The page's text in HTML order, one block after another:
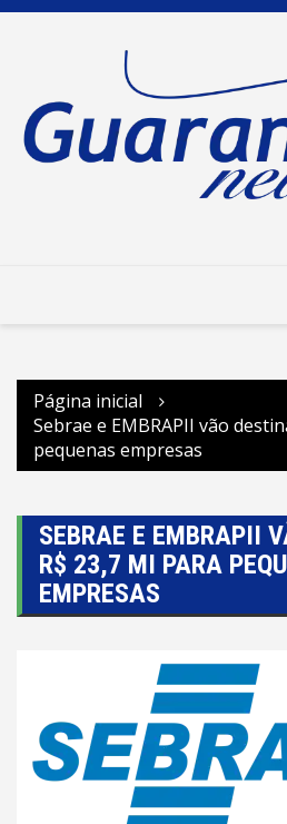
Ir
Página inicial
Sebrae e EMBRAPII vão
pequenas empresas
SEBRAE E EMBRAPII
R$ 23,7 MI PARA
EMPRESAS